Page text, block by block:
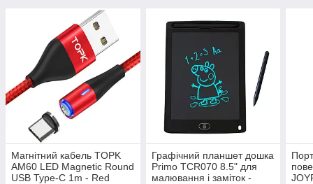
Магнітний кабель TOPK
AM60 LED Magnetic Round
USB Type-C 1m - Red
Графічний планшет дошка
Primo TCR070 8.5" для
малювання і заміток -